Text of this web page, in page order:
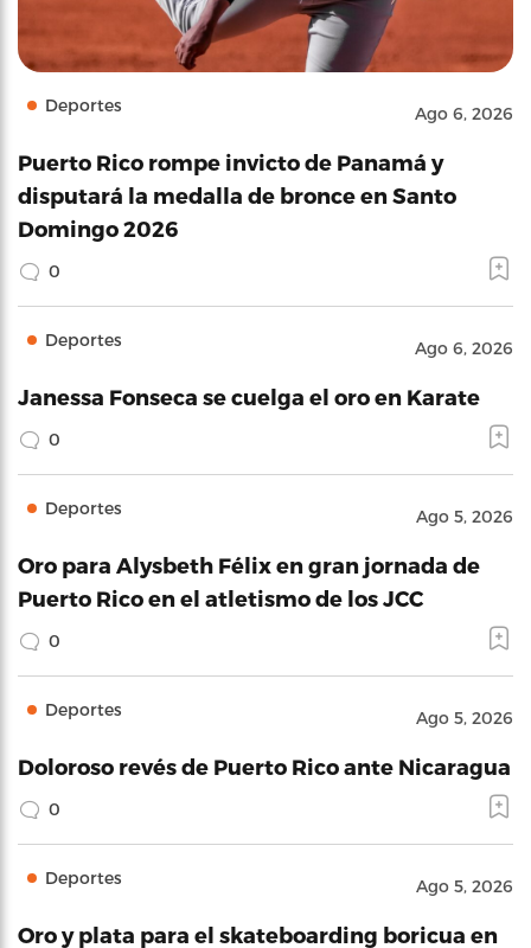
Deportes Ago 6, 2026
Puerto Rico rompe invicto de Panamá y
disputará la medalla de bronce en Santo
Domingo 2026
0
Deportes Ago 6, 2026
Janessa Fonseca se cuelga el oro en Karate
0
Deportes Ago 5, 2026
Oro para Alysbeth Félix en gran jornada de
Puerto Rico en el atletismo de los JCC
0
Deportes Ago 5, 2026
Doloroso revés de Puerto Rico ante Nicaragua
0
Deportes Ago 5, 2026
Oro y plata para el skateboarding boricua en